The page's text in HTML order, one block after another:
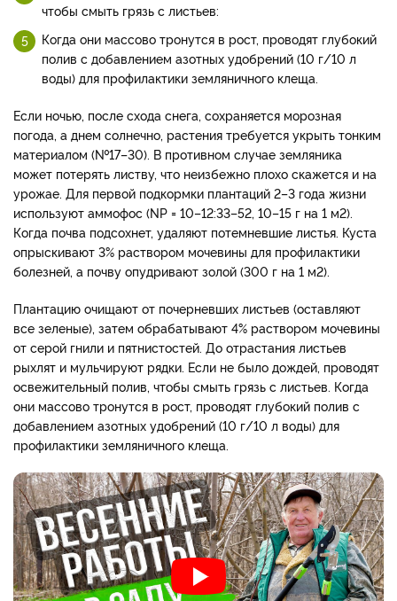
чтобы смыть грязь с листьев:
Когда они массово тронутся в рост, проводят глубокий
полив с добавлением азотных удобрений (10 г/10 л
воды) для профилактики земляничного клеща.
Если ночью, после схода снега, сохраняется морозная
погода, а днем солнечно, растения требуется укрыть тонким
материалом (№17–30). В противном случае земляника
может потерять листву, что неизбежно плохо скажется и на
урожае. Для первой подкормки плантаций 2–3 года жизни
используют аммофос (NP = 10–12:33–52, 10–15 г на 1 м2).
Когда почва подсохнет, удаляют потемневшие листья. Куста
опрыскивают 3% раствором мочевины для профилактики
болезней, а почву опудривают золой (300 г на 1 м2).
Плантацию очищают от почерневших листьев (оставляют
все зеленые), затем обрабатывают 4% раствором мочевины
от серой гнили и пятнистостей. До отрастания листьев
рыхлят и мульчируют рядки. Если не было дождей, проводят
освежительный полив, чтобы смыть грязь с листьев. Когда
они массово тронутся в рост, проводят глубокий полив с
добавлением азотных удобрений (10 г/10 л воды) для
профилактики земляничного клеща.